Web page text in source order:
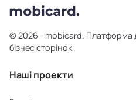
© 2026 - mobicard. Платформа
бізнес сторінок
Наші проекти